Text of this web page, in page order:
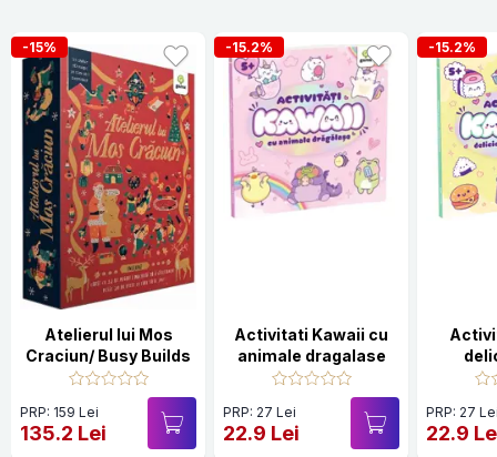
-15%
Atelierul lui Mos
Craciun/ Busy Builds
PRP: 159 Lei
135.2 Lei
-15.2%
Activitati Kawaii cu
animale dragalase
PRP: 27 Lei
22.9 Lei
-15.2%
PRP: 27
22.9